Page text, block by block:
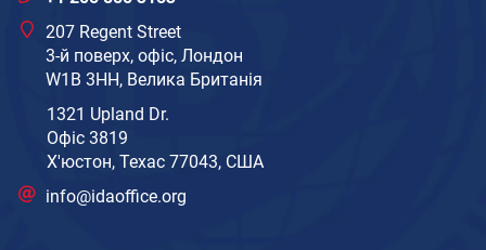
207 Regent Street
3-й поверх, офіс, Лондон
W1B 3HH, Велика Британія
1321 Upland Dr.
Офіс 3819
Х'юстон, Техас 77043, США
info@idaoffice.org